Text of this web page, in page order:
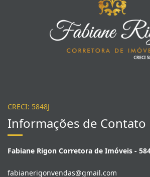
Fabiane Rigon Corretora